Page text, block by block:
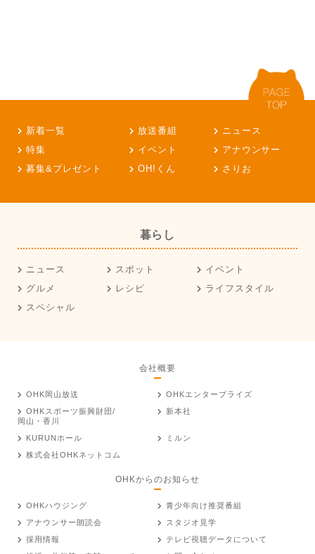
新着一覧 放送番組
ニュース
特集
イベント
アナウンサー
募集&プレゼント
OH!くん さりお
暮らし
ニュース スポット
イベント
グルメ
レシピ
ライフスタイル
スペシャル
会社概要
OHK岡山放送
OHKエンタープライズ
OHKスポーツ振興財団/
岡山・香川
新本社
KURUNホール
ミルン
株式会社OHKネットコム
OHKからのお知らせ
OHKハウジング
青少年向け推奨番組
アナウンサー朗読会
スタジオ見学
採用情報
テレビ視聴データについて